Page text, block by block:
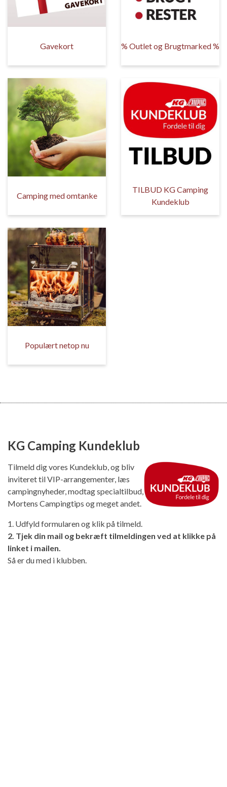
Gavekort % Outlet og Brugtmarked %
Camping med omtanke
TILBUD KG Camping
Kundeklub
Populært netop nu
KG Camping Kundeklub
Tilmeld dig vores Kundeklub, og bliv
inviteret til VIP-arrangementer, læs
campingnyheder, modtag specialtilbud,
Mortens Campingtips og meget andet.
1. Udfyld formularen og klik på tilmeld.
2. Tjek din mail og bekræft tilmeldingen ved at klikke på
linket i mailen.
Så er du med i klubben.